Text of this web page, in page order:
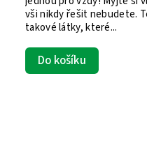
Do košíku
vši nikdy řešit nebudete.
takové látky, které...